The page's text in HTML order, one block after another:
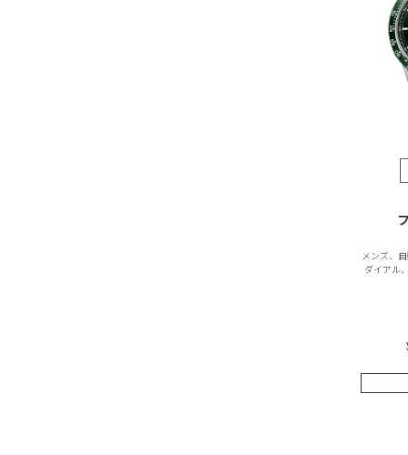
メンズ、
ダイアル